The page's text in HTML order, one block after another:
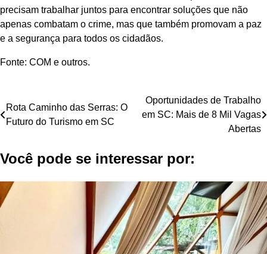
precisam trabalhar juntos para encontrar soluções que não
apenas combatam o crime, mas que também promovam a paz
e a segurança para todos os cidadãos.
Fonte: COM e outros.
Navegação
de
Rota Caminho das Serras: O
Futuro do Turismo em SC
Oportunidades de Trabalho
em SC: Mais de 8 Mil Vagas
Abertas
Você pode se interessar por: